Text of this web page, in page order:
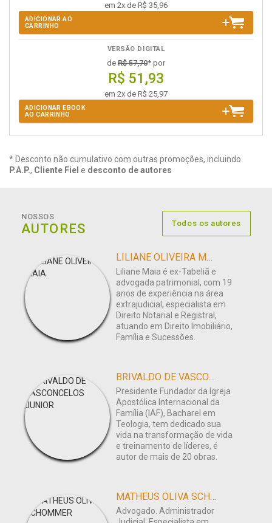
em 2x de R$ 35,96
ADICIONAR AO
CARRINHO
VERSÃO DIGITAL
de R$ 57,70* por
R$ 51,93
em 2x de R$ 25,97
ADICIONAR EBOOK
AO CARRINHO
* Desconto não cumulativo com outras promoções, incluindo
P.A.P., Cliente Fiel e desconto de autores
NOSSOS
AUTORES Todos os autores
LILIANE OLIVEIRA MAIA
Liliane Maia é ex-Tabeliã e
advogada patrimonial, com 19
anos de experiência na área
extrajudicial, especialista em
Direito Notarial e Registral,
atuando em Direito Imobiliário,
Família e Sucessões.
BRIVALDO DE VASCONCELOS JUNIOR
Presidente Fundador da Igreja
Apostólica Internacional da
Família (IAF), Bacharel em
Teologia, tem dedicado sua
vida na transformação de vida
e treinamento de líderes, é
autor de mais de 20 obras.
MATHEUS OLIVA SCHOMMER
Advogado. Administrador